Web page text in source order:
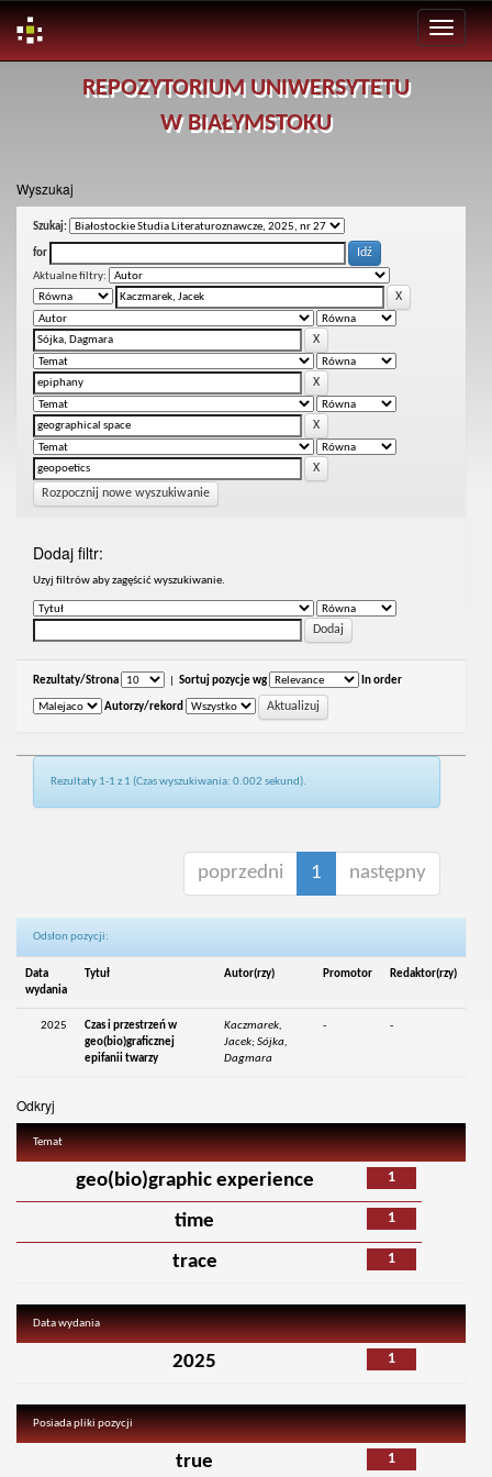
REPOZYTORIUM UNIWERSYTETU
W BIAŁYMSTOKU
Wyszukaj
Szukaj:
for
Aktualne filtry:
Rozpocznij nowe wyszukiwanie
Dodaj filtr:
Uzyj filtrów aby zagęścić wyszukiwanie.
Rezultaty/Strona Sortuj pozycje wg In order
Autorzy/rekord
Rezultaty 1-1 z 1 (Czas wyszukiwania: 0.002 sekund).
poprzedni 1 następny
Odsłon pozycji:
Data
wydania
Tytuł Autor(rzy) Promotor Redaktor(rzy)
2025
Czas i przestrzeń w
geo(bio)graficznej
epifanii twarzy
Kaczmarek,
Jacek; Sójka,
Dagmara
- -
Odkryj
Temat
1
geo(bio)graphic experience
1
time
1
trace
Data wydania
1
2025
Posiada pliki pozycji
1
true